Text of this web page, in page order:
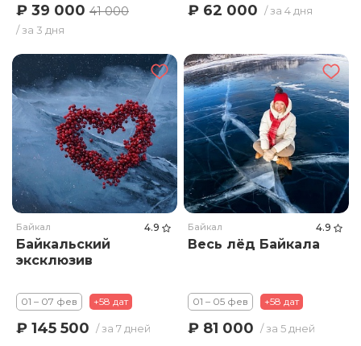
₽ 39 000 41 000
/ за 3 дня
₽ 62 000 / за 4 дня
Байкал 4.9
Байкальский
эксклюзив
01 – 07 фев +58 дат
₽ 145 500 / за 7 дней
Байкал 4.9
Весь лёд Байкала
01 – 05 фев +58 дат
₽ 81 000 / за 5 дней